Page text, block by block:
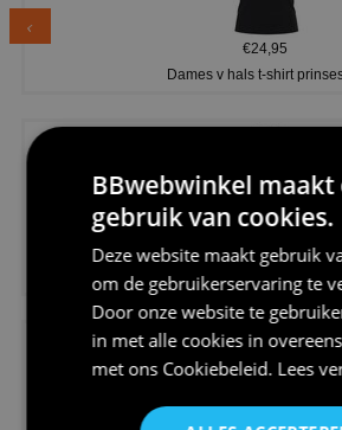
€24,95
Dames v hals t-shirt
€24,95
Koningsdag shirt heren v-
BBwebwinkel maakt
gebruik van cookies.
Deze website maakt gebruik
om de gebruikerservaring te
Door onze website te
in met alle cookies in
met ons Cookiebeleid. Lees